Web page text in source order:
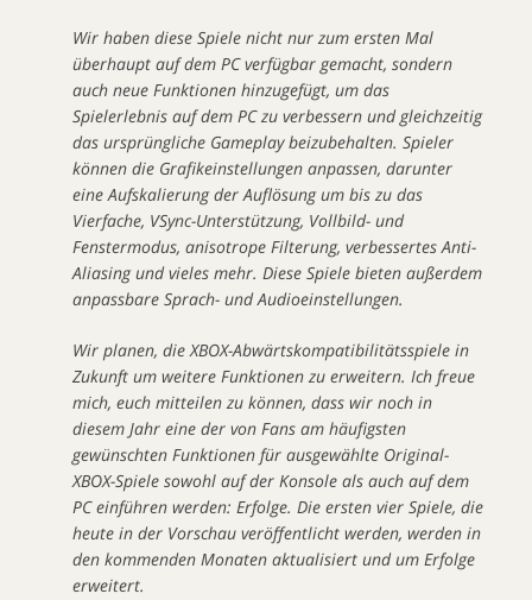
Wir haben diese Spiele nicht nur zum ersten Mal
überhaupt auf dem PC verfügbar gemacht, sondern
auch neue Funktionen hinzugefügt, um das
Spielerlebnis auf dem PC zu verbessern und gleichzeitig
das ursprüngliche Gameplay beizubehalten. Spieler
können die Grafikeinstellungen anpassen, darunter
eine Aufskalierung der Auflösung um bis zu das
Vierfache, VSync-Unterstützung, Vollbild- und
Fenstermodus, anisotrope Filterung, verbessertes Anti-
Aliasing und vieles mehr. Diese Spiele bieten außerdem
anpassbare Sprach- und Audioeinstellungen.
Wir planen, die XBOX-Abwärtskompatibilitätsspiele in
Zukunft um weitere Funktionen zu erweitern. Ich freue
mich, euch mitteilen zu können, dass wir noch in
diesem Jahr eine der von Fans am häufigsten
gewünschten Funktionen für ausgewählte Original-
XBOX-Spiele sowohl auf der Konsole als auch auf dem
PC einführen werden: Erfolge. Die ersten vier Spiele, die
heute in der Vorschau veröffentlicht werden, werden in
den kommenden Monaten aktualisiert und um Erfolge
erweitert.